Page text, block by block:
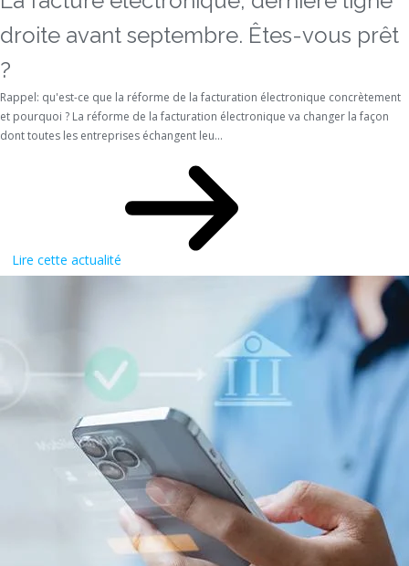
droite avant septembre. Êtes-vous prêt
?
Rappel: qu'est-ce que la réforme de la facturation électronique concrètement
et pourquoi ? La réforme de la facturation électronique va changer la façon
dont toutes les entreprises échangent leu...
Lire cette actualité